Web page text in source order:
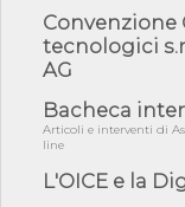
05/08/26 - DL
fiducia...
05/08/26 - Focus
05/08/26 - Anac:
2 s...
05/08/26 - SAVE
Convenzione
tecnologici
AG
Bacheca
Articoli e interventi di
line
L'OICE e la